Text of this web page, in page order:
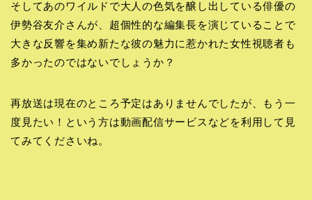
そしてあのワイルドで大人の色気を醸し出している俳優の
伊勢谷友介さんが、超個性的な編集長を演じていることで
大きな反響を集め新たな彼の魅力に惹かれた女性視聴者も
多かったのではないでしょうか？
再放送は現在のところ予定はありませんでしたが、もう一
度見たい！という方は動画配信サービスなどを利用して見
てみてくださいね。